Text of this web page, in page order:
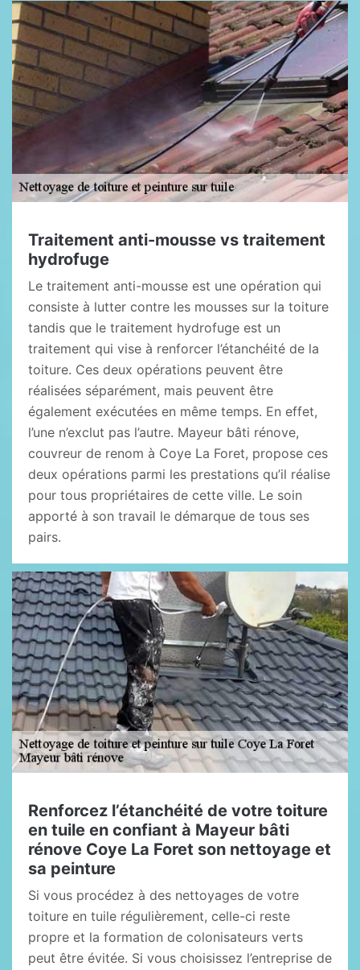
Traitement anti-mousse vs traitement
hydrofuge
Le traitement anti-mousse est une opération qui
consiste à lutter contre les mousses sur la toiture
tandis que le traitement hydrofuge est un
traitement qui vise à renforcer l’étanchéité de la
toiture. Ces deux opérations peuvent être
réalisées séparément, mais peuvent être
également exécutées en même temps. En effet,
l’une n’exclut pas l’autre. Mayeur bâti rénove,
couvreur de renom à Coye La Foret, propose ces
deux opérations parmi les prestations qu’il réalise
pour tous propriétaires de cette ville. Le soin
apporté à son travail le démarque de tous ses
pairs.
Renforcez l’étanchéité de votre toiture
en tuile en confiant à Mayeur bâti
rénove Coye La Foret son nettoyage et
sa peinture
Si vous procédez à des nettoyages de votre
toiture en tuile régulièrement, celle-ci reste
propre et la formation de colonisateurs verts
peut être évitée. Si vous choisissez l’entreprise de